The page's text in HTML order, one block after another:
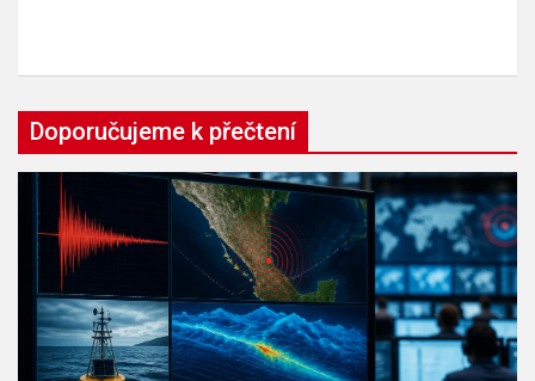
Doporučujeme k přečtení